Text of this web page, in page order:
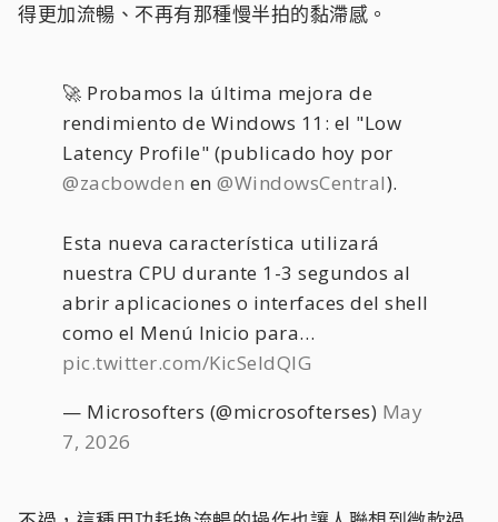
得更加流暢、不再有那種慢半拍的黏滯感。
🚀 Probamos la última mejora de
rendimiento de Windows 11: el "Low
Latency Profile" (publicado hoy por
@zacbowden en @WindowsCentral).
Esta nueva característica utilizará
nuestra CPU durante 1-3 segundos al
abrir aplicaciones o interfaces del shell
como el Menú Inicio para…
pic.twitter.com/KicSeIdQlG
— Microsofters (@microsofterses) May
7, 2026